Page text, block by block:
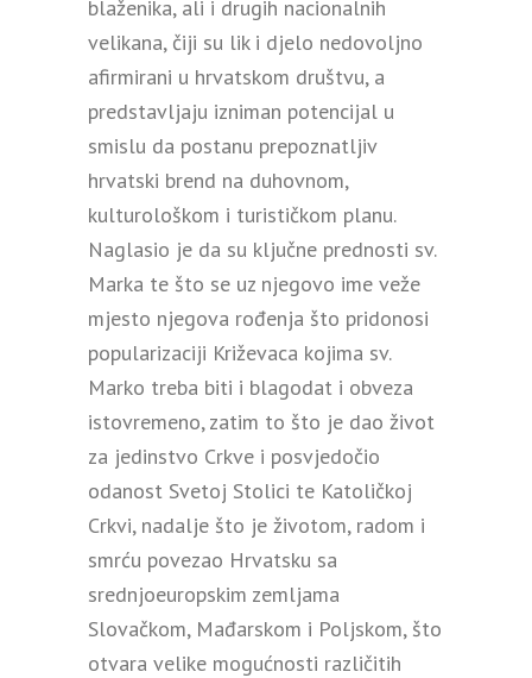
blaženika, ali i drugih nacionalnih
velikana, čiji su lik i djelo nedovoljno
afirmirani u hrvatskom društvu, a
predstavljaju izniman potencijal u
smislu da postanu prepoznatljiv
hrvatski brend na duhovnom,
kulturološkom i turističkom planu.
Naglasio je da su ključne prednosti sv.
Marka te što se uz njegovo ime veže
mjesto njegova rođenja što pridonosi
popularizaciji Križevaca kojima sv.
Marko treba biti i blagodat i obveza
istovremeno, zatim to što je dao život
za jedinstvo Crkve i posvjedočio
odanost Svetoj Stolici te Katoličkoj
Crkvi, nadalje što je životom, radom i
smrću povezao Hrvatsku sa
srednjoeuropskim zemljama
Slovačkom, Mađarskom i Poljskom, što
otvara velike mogućnosti različitih